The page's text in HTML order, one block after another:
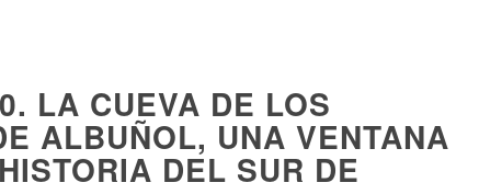
LA CUEVA DE LOS
ALBUÑOL, UNA VENTANA
DEL SUR DE